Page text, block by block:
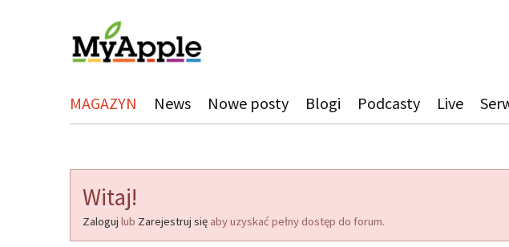
MAGAZYN News Nowe posty Blogi Podcasty Live
Witaj!
Zaloguj lub Zarejestruj się aby uzyskać pełny dostęp do forum.